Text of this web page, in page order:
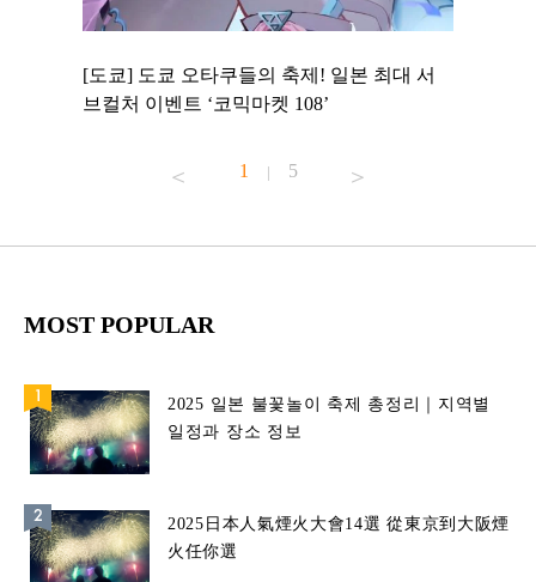
[도쿄] 도쿄 오타쿠들의 축제! 일본 최대 서
브컬처 이벤트 ‘코믹마켓 108’
1 | 5
MOST POPULAR
2025 일본 불꽃놀이 축제 총정리｜지역별
일정과 장소 정보
2025日本人氣煙火大會14選 從東京到大阪煙
火任你選